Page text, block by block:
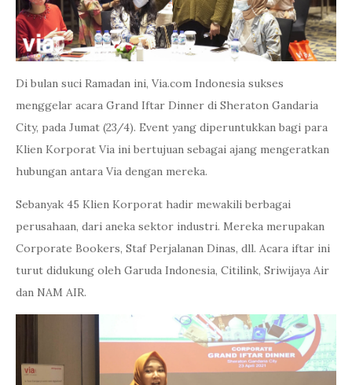
Di bulan suci Ramadan ini, Via.com Indonesia sukses
menggelar acara Grand Iftar Dinner di Sheraton Gandaria
City, pada Jumat (23/4). Event yang diperuntukkan bagi para
Klien Korporat Via ini bertujuan sebagai ajang mengeratkan
hubungan antara Via dengan mereka.
Sebanyak 45 Klien Korporat hadir mewakili berbagai
perusahaan, dari aneka sektor industri. Mereka merupakan
Corporate Bookers, Staf Perjalanan Dinas, dll. Acara iftar ini
turut didukung oleh Garuda Indonesia, Citilink, Sriwijaya Air
dan NAM AIR.